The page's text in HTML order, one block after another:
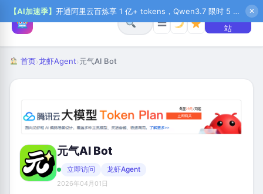
【AI加速季】 开通阿里云百炼享 1 亿+ tokens，Qwen3.7 限时 5 折起，秒悟新注送 1 万积分，加入 OPC 赢百万助力金，QoderWork CN 首月 0 元 ✕
☰
+ 提交网
站
首页›龙虾Agent›元气AI Bot
元气AI Bot
立即访问 龙虾Agent
2026年04月01日